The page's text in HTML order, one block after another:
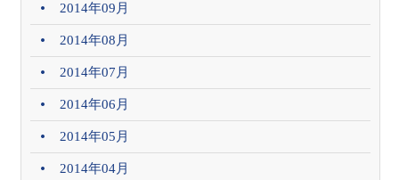
2014年09月
2014年08月
2014年07月
2014年06月
2014年05月
2014年04月